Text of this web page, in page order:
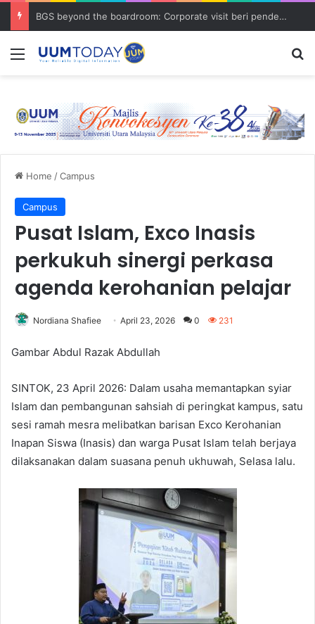
BGS beyond the boardroom: Corporate visit beri pendedahan dunia korporat kepada PELAJAR UUM
Menu
Home /Campus
Campus
Pusat Islam, Exco Inasis
perkukuh sinergi perkasa
agenda kerohanian pelajar
Nordiana Shafiee April 23, 2026 0 231
Gambar Abdul Razak Abdullah
SINTOK, 23 April 2026: Dalam usaha memantapkan syiar
Islam dan pembangunan sahsiah di peringkat kampus, satu
sesi ramah mesra melibatkan barisan Exco Kerohanian
Inapan Siswa (Inasis) dan warga Pusat Islam telah berjaya
dilaksanakan dalam suasana penuh ukhuwah, Selasa lalu.